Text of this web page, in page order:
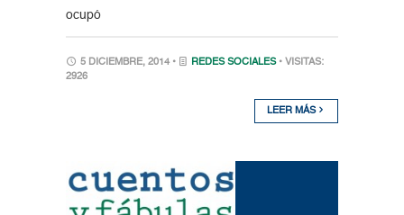
ocupó
5 DICIEMBRE, 2014 • REDES SOCIALES • VISITAS:
2926
LEER MÁS